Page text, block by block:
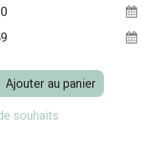
Ajouter au panier
souhaits